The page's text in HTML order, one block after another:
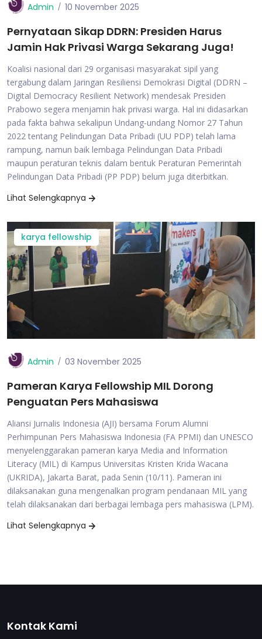
Admin 10 November 2025
Pernyataan Sikap DDRN: Presiden Harus
Jamin Hak Privasi Warga Sekarang Juga!
Koalisi nasional dari 29 organisasi masyarakat sipil yang
tergabung dalam Jaringan Resiliensi Demokrasi Digital (DDRN –
Digital Democracy Resilient Network) mendesak Presiden
Prabowo segera menjamin hak privasi warga. Hal ini didasarkan
pada fakta bahwa sekalipun Undang-undang Nomor 27 Tahun
2022 tentang Pelindungan Data Pribadi (UU PDP) telah lama
rampung, namun baik lembaga Pelindungan Data Pribadi
maupun peraturan teknis dalam bentuk Peraturan Pemerintah
Pelindungan Data Pribadi (PP PDP) belum juga diterbitkan.
Lihat Selengkapnya
karya fellowship
Admin 03 November 2025
Pameran Karya Fellowship MIL Dorong
Penguatan Pers Mahasiswa
Aliansi Jurnalis Indonesia (AJI) bersama Forum Alumni
Perhimpunan Pers Mahasiswa Indonesia (FA PPMI) dan UNESCO
menyelenggarakan pameran karya Media and Information
Literacy (MIL) di Kampus Universitas Kristen Krida Wacana
(UKRIDA), Jakarta Barat, pada Senin (10/11). Pameran ini
dilaksanakan guna mengenalkan program pendanaan MIL yang
telah dilaksanakan dari berbagai lembaga pers mahasiswa (LPM).
Lihat Selengkapnya
Kontak Kami